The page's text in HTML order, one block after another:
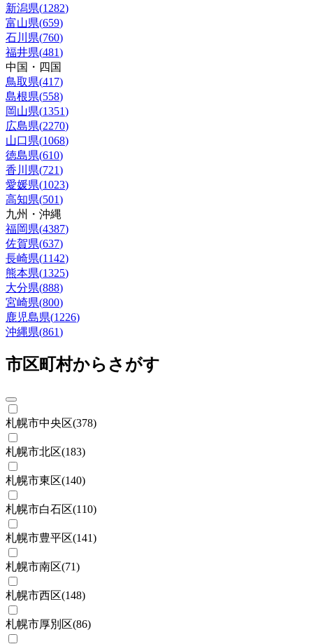
新潟県(1282)
富山県(659)
石川県(760)
福井県(481)
中国・四国
鳥取県(417)
島根県(558)
岡山県(1351)
広島県(2270)
山口県(1068)
徳島県(610)
香川県(721)
愛媛県(1023)
高知県(501)
九州・沖縄
福岡県(4387)
佐賀県(637)
長崎県(1142)
熊本県(1325)
大分県(888)
宮崎県(800)
鹿児島県(1226)
沖縄県(861)
市区町村からさがす
札幌市中央区(378)
札幌市北区(183)
札幌市東区(140)
札幌市白石区(110)
札幌市豊平区(141)
札幌市南区(71)
札幌市西区(148)
札幌市厚別区(86)